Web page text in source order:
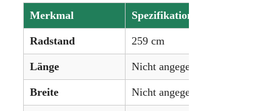
Merkmal Spezifikation
Radstand 259 cm
Länge Nicht angegeben
Breite Nicht angegeben